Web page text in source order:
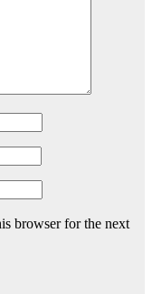
browser for the next